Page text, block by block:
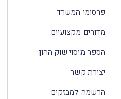
פרסומי המשרד
מדורים מקצועיים
הספר מיסוי שוק ההון
יצירת קשר
הרשמה למבזקים